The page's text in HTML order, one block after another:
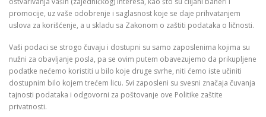
promocije, uz vaše odobrenje i saglasnost koje se daje prihvatanjem
uslova za korišćenje, a u skladu sa Zakonom o zaštiti podataka o ličnosti.
Vaši podaci se strogo čuvaju i dostupni su samo zaposlenima kojima su
nužni za obavljanje posla, pa se ovim putem obavezujemo da prikupljene
podatke nećemo koristiti u bilo koje druge svrhe, niti ćemo iste učiniti
dostupnim bilo kojem trećem licu. Svi zaposleni su svesni značaja čuvanja
tajnosti podataka i odgovorni za poštovanje ove Politike zaštite
privatnosti.